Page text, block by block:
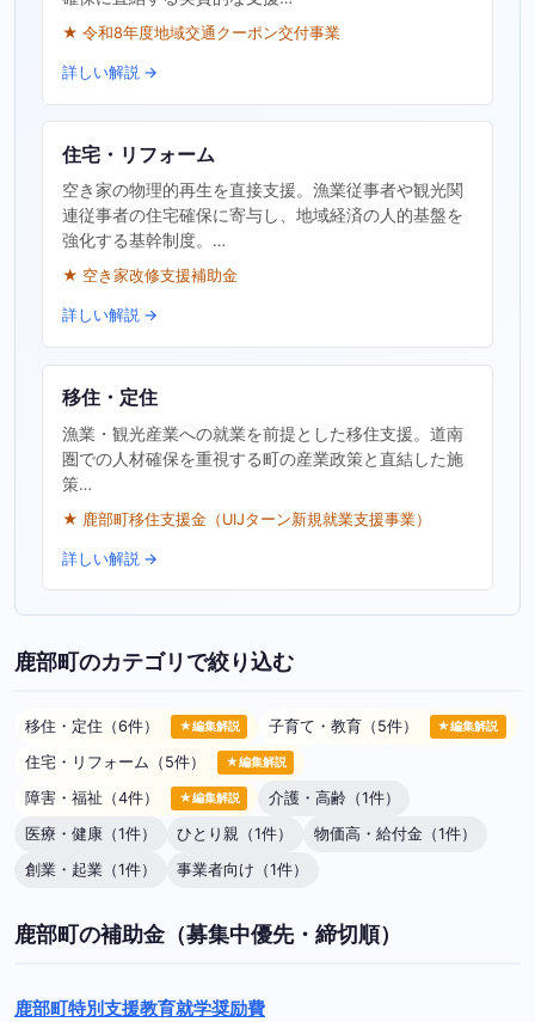
★ 令和8年度地域交通クーポン交付事業
詳しい解説 →
住宅・リフォーム
空き家の物理的再生を直接支援。漁業従事者や観光関
連従事者の住宅確保に寄与し、地域経済の人的基盤を
強化する基幹制度。…
★ 空き家改修支援補助金
詳しい解説 →
移住・定住
漁業・観光産業への就業を前提とした移住支援。道南
圏での人材確保を重視する町の産業政策と直結した施
策…
★ 鹿部町移住支援金（UIJターン新規就業支援事業）
詳しい解説 →
鹿部町のカテゴリで絞り込む
移住・定住（6件） ★編集解説 子育て・教育（5件） ★編集解説
住宅・リフォーム（5件） ★編集解説
障害・福祉（4件） ★編集解説
介護・高齢（1件）
医療・健康（1件）
ひとり親（1件）
物価高・給付金（1件）
創業・起業（1件）
事業者向け（1件）
鹿部町の補助金（募集中優先・締切順）
鹿部町特別支援教育就学奨励費